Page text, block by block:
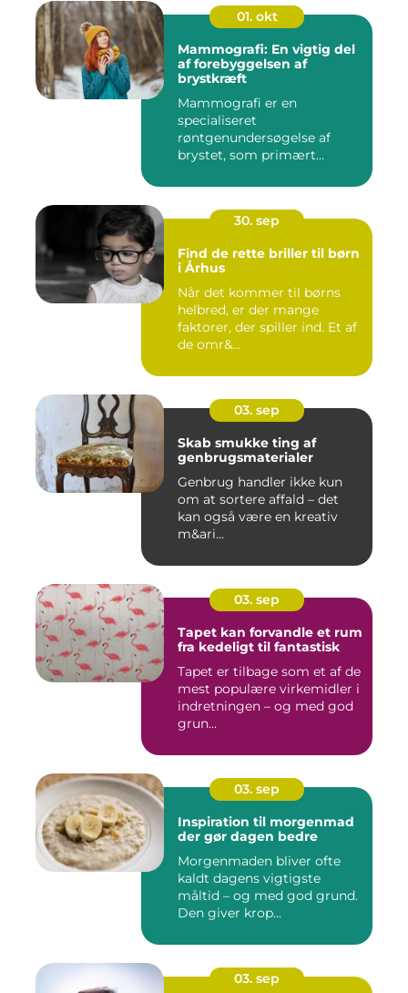
01. okt
Mammografi: En vigtig del
af forebyggelsen af
brystkræft
Mammografi er en
specialiseret
røntgenundersøgelse af
brystet, som primært
30. sep
Find de rette briller til børn
i Århus
Når det kommer til børns
helbred, er der mange
faktorer, der spiller ind. Et af
de omr&...
03. sep
Skab smukke ting af
genbrugsmaterialer
Genbrug handler ikke kun
om at sortere affald – det
kan også være en kreativ
m&ari...
03. sep
Tapet kan forvandle et rum
fra kedeligt til fantastisk
Tapet er tilbage som et af de
mest populære virkemidler i
indretningen – og med god
grun...
03. sep
Inspiration til morgenmad
der gør dagen bedre
Morgenmaden bliver ofte
kaldt dagens vigtigste
måltid – og med god grund.
Den giver krop...
03. sep